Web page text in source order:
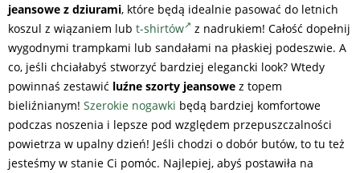
jeansowe z dziurami, które będą idealnie pasować do letnich
koszul z wiązaniem lub t-shirtów
z nadrukiem! Całość dopełnij
wygodnymi trampkami lub sandałami na płaskiej podeszwie. A
co, jeśli chciałabyś stworzyć bardziej elegancki look? Wtedy
powinnaś zestawić luźne szorty jeansowe z topem
bieliźnianym! Szerokie nogawki będą bardziej komfortowe
podczas noszenia i lepsze pod względem przepuszczalności
powietrza w upalny dzień! Jeśli chodzi o dobór butów, to tu też
jesteśmy w stanie Ci pomóc. Najlepiej, abyś postawiła na